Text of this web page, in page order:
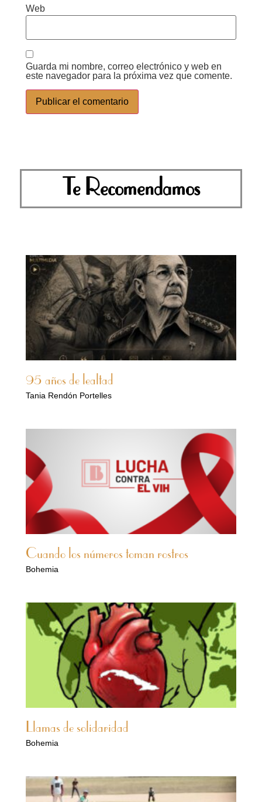
Web
Guarda mi nombre, correo electrónico y web en
este navegador para la próxima vez que comente.
Te Recomendamos
95 años de lealtad
Tania Rendón Portelles
Cuando los números toman rostros
Bohemia
Llamas de solidaridad
Bohemia